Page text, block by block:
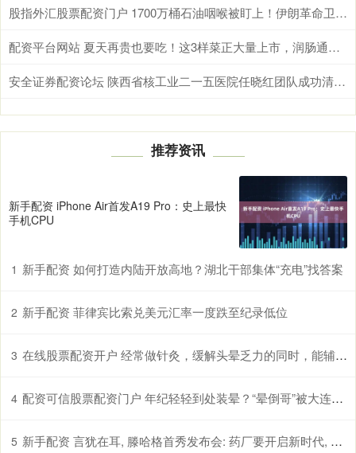
股指外汇股票配资门户 1700万桶石油咽喉被盯上！伊朗革命卫队总司令亲临霍尔木兹，释放最强威慑信号
配资平台网站 夏天再贵也要吃！这3样菜正大量上市，润肠通便，全家都受益！
安全证券配资论坛 陕西省核工业二一五医院任晓红团队成功清除罕见静脉内平滑肌瘤病
推荐资讯
新手配资 iPhone Air首发A19 Pro：史上最快
手机CPU
1 新手配资 如何打造内陆开放高地？湖北干部集体“充电”找答案
2 新手配资 菲律宾比索兑美元汇率一度跌至纪录低位
3 在线股票配资开户 经常做针灸，缓解头晕乏力的同时，能辅助控制高血压吗？真相来了
4 配资可信股票配资门户 年纪轻轻到处装晕？“晕倒哥”被大连警方行政拘留
5 新手配资 言犹在耳, 滕哈格首秀发布会: 药厂要开启新时代, 新纪元了